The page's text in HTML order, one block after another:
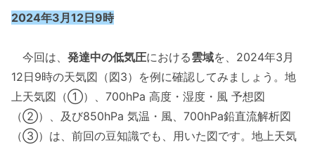
2024年3月12日9時
今回は、 発達中の低気圧における雲域を、2024年3月
12日9時の天気図（図3）を例に確認してみましょう。地
上天気図（①）、700hPa 高度・湿度・風 予想図
（②）、及び850hPa 気温・風、700hPa鉛直流解析図
（③）は、前回の豆知識でも、用いた図です。地上天気